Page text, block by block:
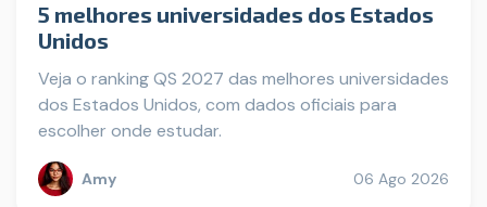
5 melhores universidades dos Estados
Unidos
Veja o ranking QS 2027 das melhores universidades
dos Estados Unidos, com dados oficiais para
escolher onde estudar.
Amy 06 Ago 2026